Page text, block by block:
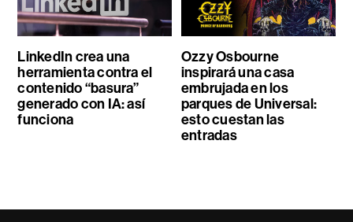
LinkedIn crea una
herramienta contra el
contenido “basura”
generado con IA: así
funciona
Ozzy Osbourne
inspirará una casa
embrujada en los
parques de Universal:
esto cuestan las
entradas